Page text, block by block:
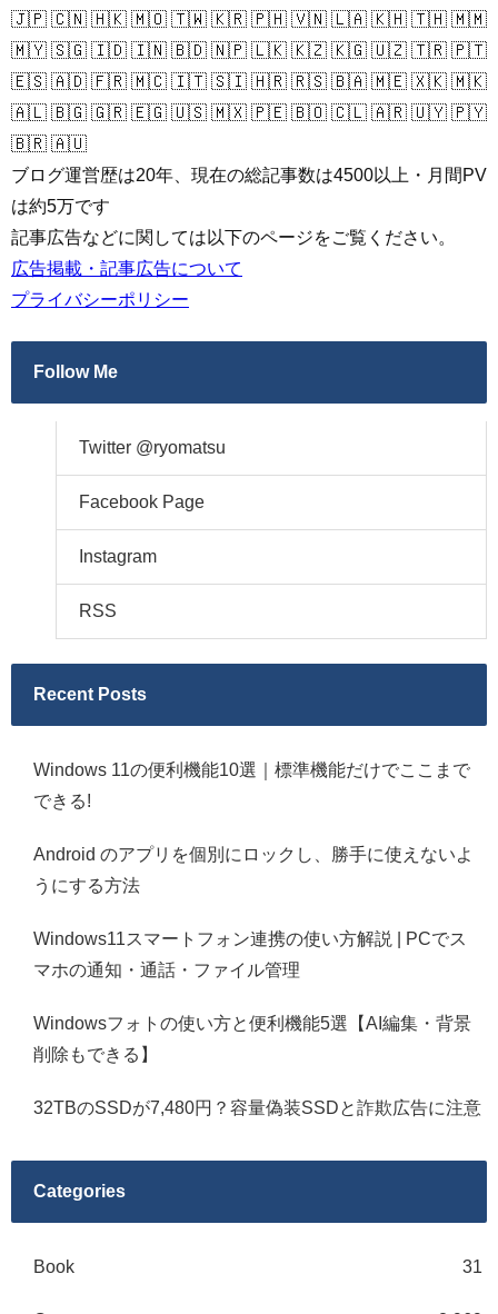
🇯🇵 🇨🇳 🇭🇰 🇲🇴 🇹🇼 🇰🇷 🇵🇭 🇻🇳 🇱🇦 🇰🇭 🇹🇭 🇲🇲
🇲🇾 🇸🇬 🇮🇩 🇮🇳 🇧🇩 🇳🇵 🇱🇰 🇰🇿 🇰🇬 🇺🇿 🇹🇷 🇵🇹
🇪🇸 🇦🇩 🇫🇷 🇲🇨 🇮🇹 🇸🇮 🇭🇷 🇷🇸 🇧🇦 🇲🇪 🇽🇰 🇲🇰
🇦🇱 🇧🇬 🇬🇷 🇪🇬 🇺🇸 🇲🇽 🇵🇪 🇧🇴 🇨🇱 🇦🇷 🇺🇾 🇵🇾
🇧🇷 🇦🇺
ブログ運営歴は20年、現在の総記事数は4500以上・月間PV
は約5万です
記事広告などに関しては以下のページをご覧ください。
広告掲載・記事広告について
プライバシーポリシー
Follow Me
Twitter @ryomatsu
Facebook Page
Instagram
RSS
Recent Posts
Windows 11の便利機能10選｜標準機能だけでここまで
できる!
Android のアプリを個別にロックし、勝手に使えないよ
うにする方法
Windows11スマートフォン連携の使い方解説 | PCでス
マホの通知・通話・ファイル管理
Windowsフォトの使い方と便利機能5選【AI編集・背景
削除もできる】
32TBのSSDが7,480円？容量偽装SSDと詐欺広告に注意
Categories
Book 31